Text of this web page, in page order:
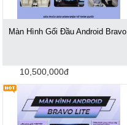
Màn Hình Gối Đầu Android Bravo
10,500,000đ